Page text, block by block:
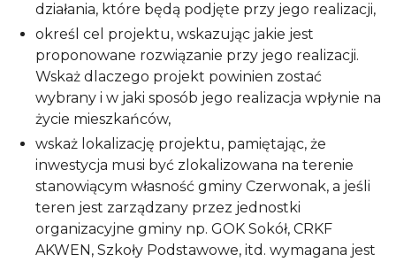
działania, które będą podjęte przy jego realizacji,
określ cel projektu, wskazując jakie jest
proponowane rozwiązanie przy jego realizacji.
Wskaż dlaczego projekt powinien zostać
wybrany i w jaki sposób jego realizacja wpłynie na
życie mieszkańców,
wskaż lokalizację projektu, pamiętając, że
inwestycja musi być zlokalizowana na terenie
stanowiącym własność gminy Czerwonak, a jeśli
teren jest zarządzany przez jednostki
organizacyjne gminy np. GOK Sokół, CRKF
AKWEN, Szkoły Podstawowe, itd. wymagana jest